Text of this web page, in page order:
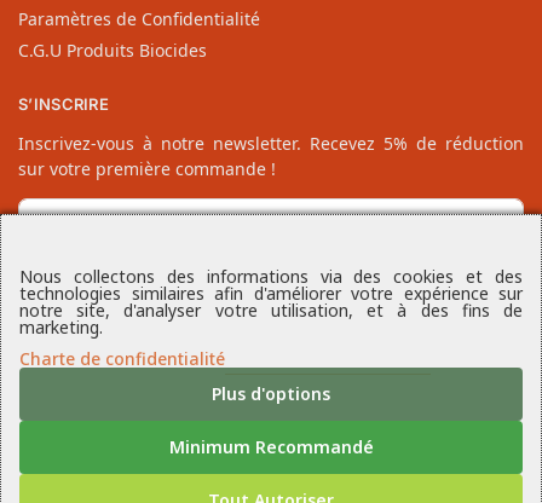
Paramètres de Confidentialité
C.G.U Produits Biocides
S’INSCRIRE
Inscrivez-vous à notre newsletter. Recevez 5% de réduction
sur votre première commande !
© 1 Nuisible – 1 Solution |Votre spécialiste des produits anti-
nuisibles
Nous collectons des informations via des cookies et des
technologies similaires afin d'améliorer votre expérience sur
notre site, d'analyser votre utilisation, et à des fins de
marketing.
Charte de confidentialité
Plus d'options
Minimum Recommandé